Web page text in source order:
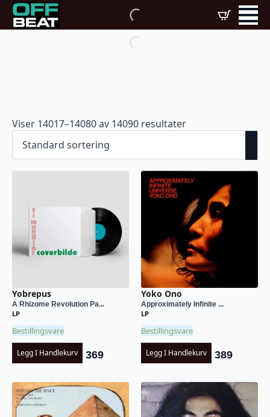
Viser 14017–14080 av 14090 resultater
Yobrepus
A Rhizome Revolution Pa...
LP
Bestillingsvare
Legg I Handlekurv 369
Yoko Ono
Approximately Infinite ...
LP
Bestillingsvare
Legg I Handlekurv 389